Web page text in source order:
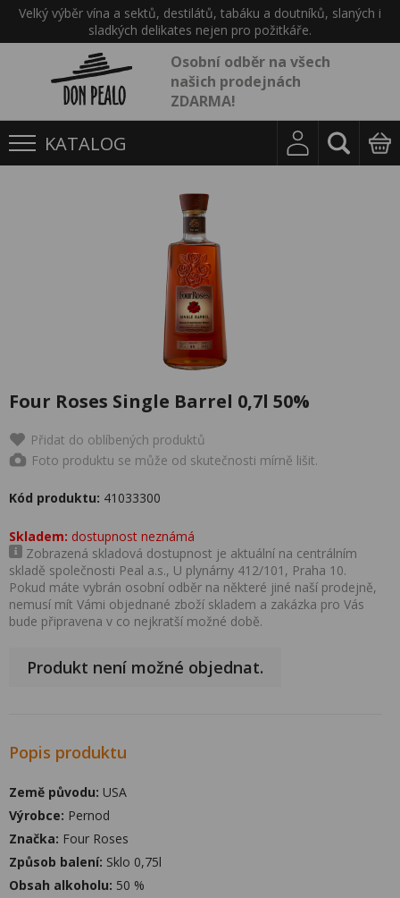
Velký výběr vína a sektů, destilátů, tabáku a doutníků, slaných i
sladkých delikates nejen pro požitkáře.
Osobní odběr na všech
našich prodejnách
ZDARMA!
KATALOG
Four Roses Single Barrel 0,7l 50%
Přidat do oblíbených produktů
Foto produktu se může od skutečnosti mírně lišit.
Kód produktu: 41033300
Skladem: dostupnost neznámá
Zobrazená skladová dostupnost je aktuální na centrálním
skladě společnosti Peal a.s., U plynárny 412/101, Praha 10.
Pokud máte vybrán osobní odběr na některé jiné naší prodejně,
nemusí mít Vámi objednané zboží skladem a zakázka pro Vás
bude připravena v co nejkratší možné době.
Produkt není možné objednat.
Popis produktu
Země původu: USA
Výrobce: Pernod
Značka: Four Roses
Způsob balení: Sklo 0,75l
Obsah alkoholu: 50 %